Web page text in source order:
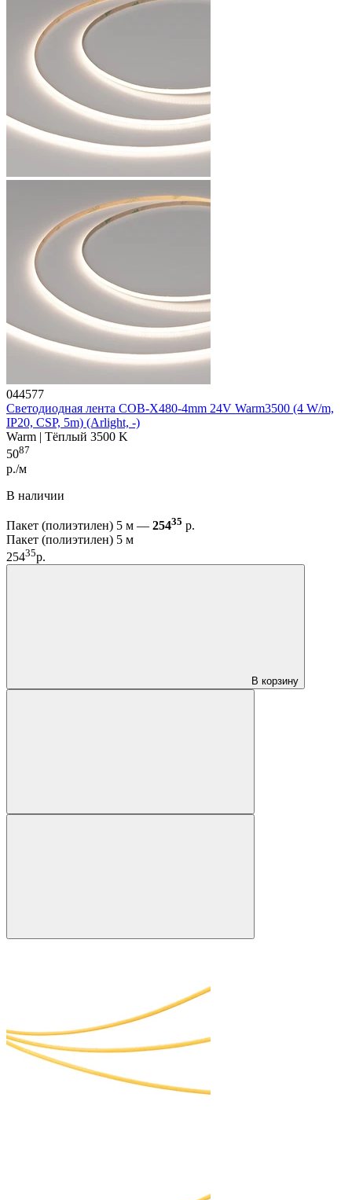
044577
Светодиодная лента COB-X480-4mm 24V Warm3500 (4 W/m,
IP20, CSP, 5m) (Arlight, -)
Warm | Тёплый 3500 K
5087
р./м
В наличии
Пакет (полиэтилен) 5 м — 25435 р.
Пакет (полиэтилен) 5 м
25435р.
В корзину